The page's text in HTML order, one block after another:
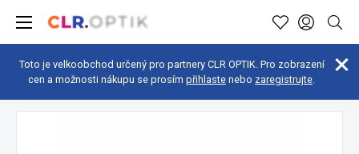
Toto je velkoobchod určený pro partnery CLR OPTIK. Pro zobrazení
cen a možnosti nákupu se prosím přihlaste nebo zaregistrujte.
Optická dílna Obrubové komponenty